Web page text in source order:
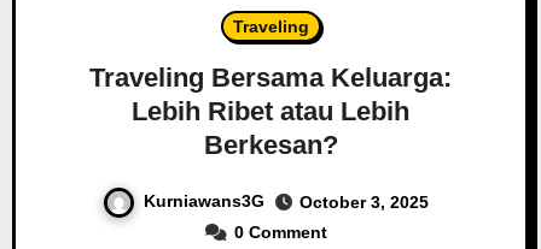
Traveling
Traveling Bersama Keluarga:
Lebih Ribet atau Lebih
Berkesan?
Kurniawans3G
October 3, 2025
0 Comment